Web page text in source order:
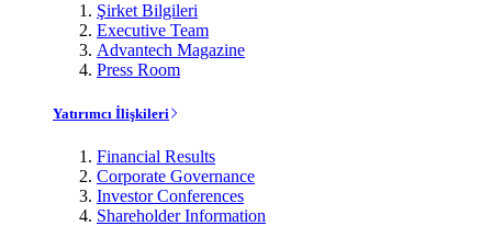
Şirket Bilgileri
Executive Team
Advantech Magazine
Press Room
Yatırımcı İlişkileri
Financial Results
Corporate Governance
Investor Conferences
Shareholder Information